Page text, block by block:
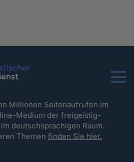
Menu
Millionen Seitenaufrufen im
Medium der freigeistig-
deutschsprachigen Raum.
Themenfinden Sie hier.